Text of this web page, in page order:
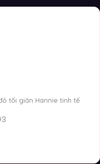
tối giản Hannie tinh tế